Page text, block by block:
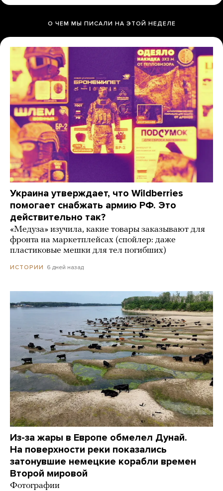
О ЧЕМ МЫ ПИСАЛИ НА ЭТОЙ НЕДЕЛЕ
Украина утверждает, что Wildberries
помогает снабжать армию РФ. Это
действительно так?
«Медуза» изучила, какие товары заказывают для
фронта на маркетплейсах (спойлер: даже
пластиковые мешки для тел погибших)
ИСТОРИИ 6 дней назад
Из-за жары в Европе обмелел Дунай.
На поверхности реки показались
затонувшие немецкие корабли времен
Второй мировой
Фотографии